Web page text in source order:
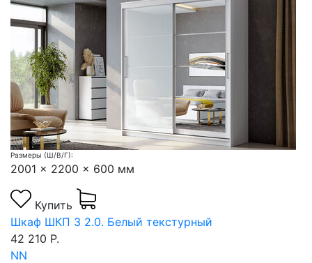
Размеры (Ш/В/Г):
2001 x 2200 x 600 мм
Купить
Шкаф ШКП 3 2.0. Белый текстурный
42 210 Р.
NN